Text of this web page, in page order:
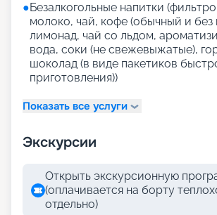
●Безалкогольные напитки
молоко, чай, кофе (обычный и без
лимонад, чай со льдом,
вода, соки (не свежевыжатые),
шоколад (в виде пакетиков
приготовления))
Показать все услуги
Экскурсии
Открыть экскурсионную
(оплачивается на борту
отдельно)